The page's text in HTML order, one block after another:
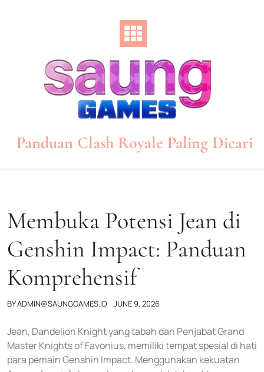
Panduan Clash Royale Paling Dicari
Membuka Potensi Jean di
Genshin Impact: Panduan
Komprehensif
BYADMIN@SAUNGGAMES.ID JUNE 9, 2026
Jean, Dandelion Knight yang tabah dan Penjabat Grand
Master Knights of Favonius, memiliki tempat spesial di hati
para pemain Genshin Impact. Menggunakan kekuatan